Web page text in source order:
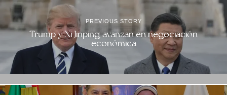
PREVIOUS STORY
Trump y Xi Jinping avanzan en negociación
económica